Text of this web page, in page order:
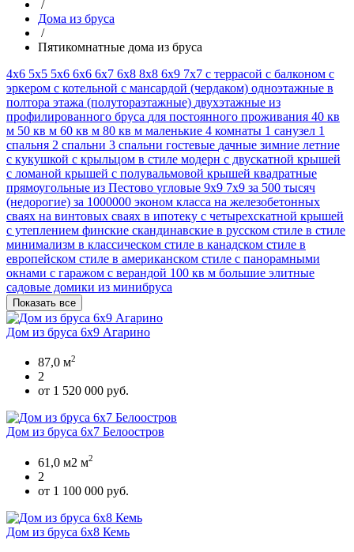
/
Дома из бруса
/
Пятикомнатные дома из бруса
4х6 5х5 5х6 6x6 6х7 6х8 8х8 6х9 7х7 с террасой с балконом с
эркером с котельной с мансардой (чердаком) одноэтажные в
полтора этажа (полутораэтажные) двухэтажные из
профилированного бруса для постоянного проживания 40 кв
м 50 кв м 60 кв м 80 кв м маленькие 4 комнаты 1 санузел 1
спальня 2 спальни 3 спальни гостевые дачные зимние летние
с кукушкой с крыльцом в стиле модерн с двускатной крышей
с ломаной крышей с полувальмовой крышей квадратные
прямоугольные из Пестово угловые 9х9 7х9 за 500 тысяч
(недорогие) за 1000000 эконом класса на железобетонных
сваях на винтовых сваях в ипотеку с четырехскатной крышей
с утеплением финские скандинавские в русском стиле в стиле
минимализм в классическом стиле в канадском стиле в
европейском стиле в американском стиле с панорамными
окнами с гаражом с верандой 100 кв м большие элитные
садовые домики из минибруса
Показать все
Дом из бруса 6х9 Агарино
87,0 м2
2
от 1 520 000 руб.
Дом из бруса 6х7 Белоостров
61,0 м2 м2
2
от 1 100 000 руб.
Дом из бруса 6х8 Кемь